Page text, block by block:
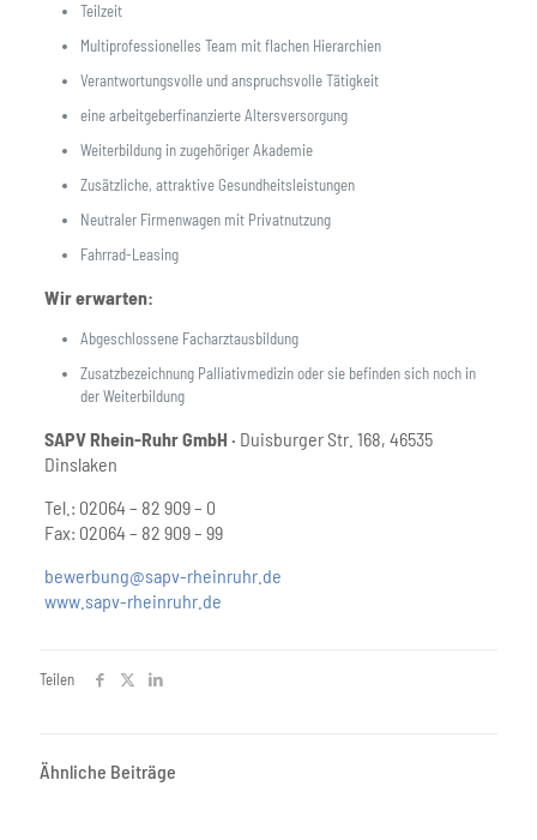
Teilzeit
Multiprofessionelles Team mit flachen Hierarchien
Verantwortungsvolle und anspruchsvolle Tätigkeit
eine arbeitgeberfinanzierte Altersversorgung
Weiterbildung in zugehöriger Akademie
Zusätzliche, attraktive Gesundheitsleistungen
Neutraler Firmenwagen mit Privatnutzung
Fahrrad-Leasing
Wir erwarten:
Abgeschlossene Facharztausbildung
Zusatzbezeichnung Palliativmedizin oder sie befinden sich noch in
der Weiterbildung
SAPV Rhein-Ruhr GmbH · Duisburger Str. 168, 46535
Dinslaken
Tel.: 02064 – 82 909 – 0
Fax: 02064 – 82 909 – 99
bewerbung@sapv-rheinruhr.de
www.sapv-rheinruhr.de
Teilen
Ähnliche Beiträge